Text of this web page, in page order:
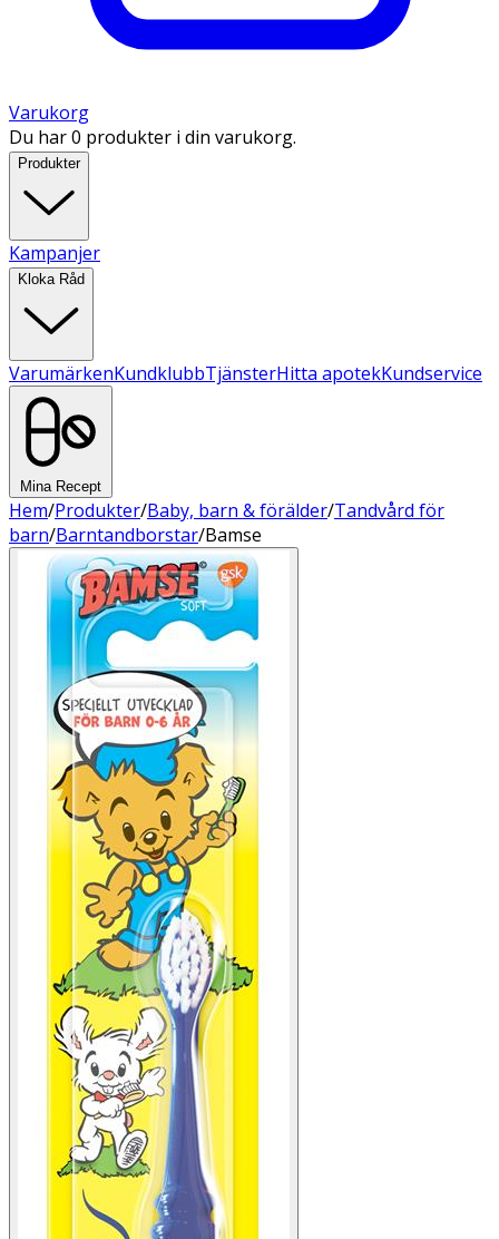
Varukorg
Du har 0 produkter i din varukorg.
Produkter
Kampanjer
Kloka Råd
VarumärkenKundklubbTjänsterHitta apotekKundservice
Mina Recept
Hem/Produkter/Baby, barn & förälder/Tandvård för
barn/Barntandborstar/Bamse